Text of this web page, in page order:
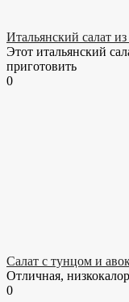
Итальянский салат
Этот итальянский
приготовить
0
Салат с тунцом и
Отличная,
0